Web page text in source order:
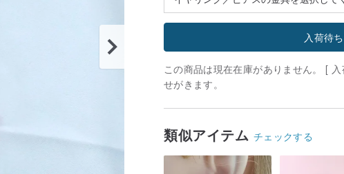
入荷待
この商品は現在在庫がありません。 [
せがきます。
類似アイテム チェックする